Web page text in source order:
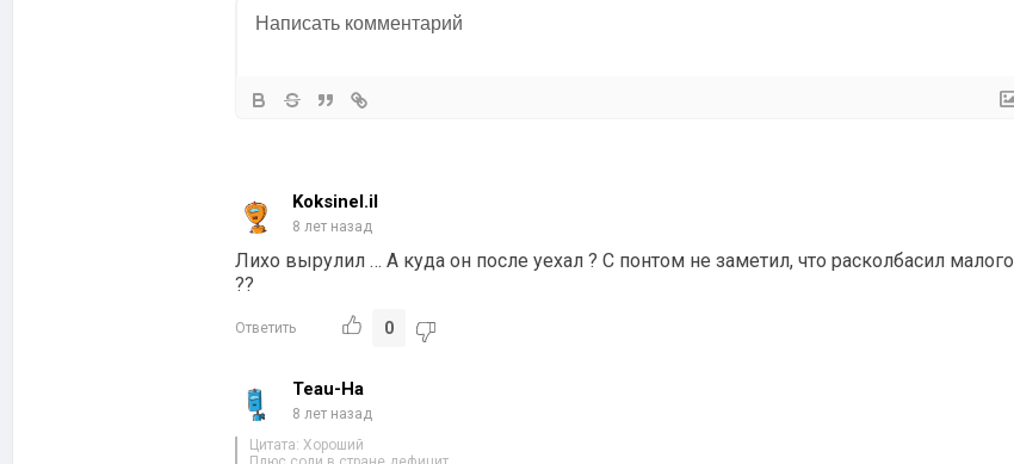
Koksinel.il
8 лет назад
Лихо вырулил … А куда он после уехал ? С понтом не заметил, что расколбасил малого
??
Ответить 0
Teau-Ha
8 лет назад
Цитата: Хороший